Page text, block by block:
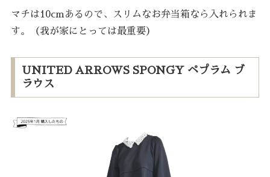
マチは10cmあるので、スリムなお弁当箱なら入れられま
す。（我が家にとっては最重要）
UNITED ARROWS SPONGY ペプラム ブ
ラウス